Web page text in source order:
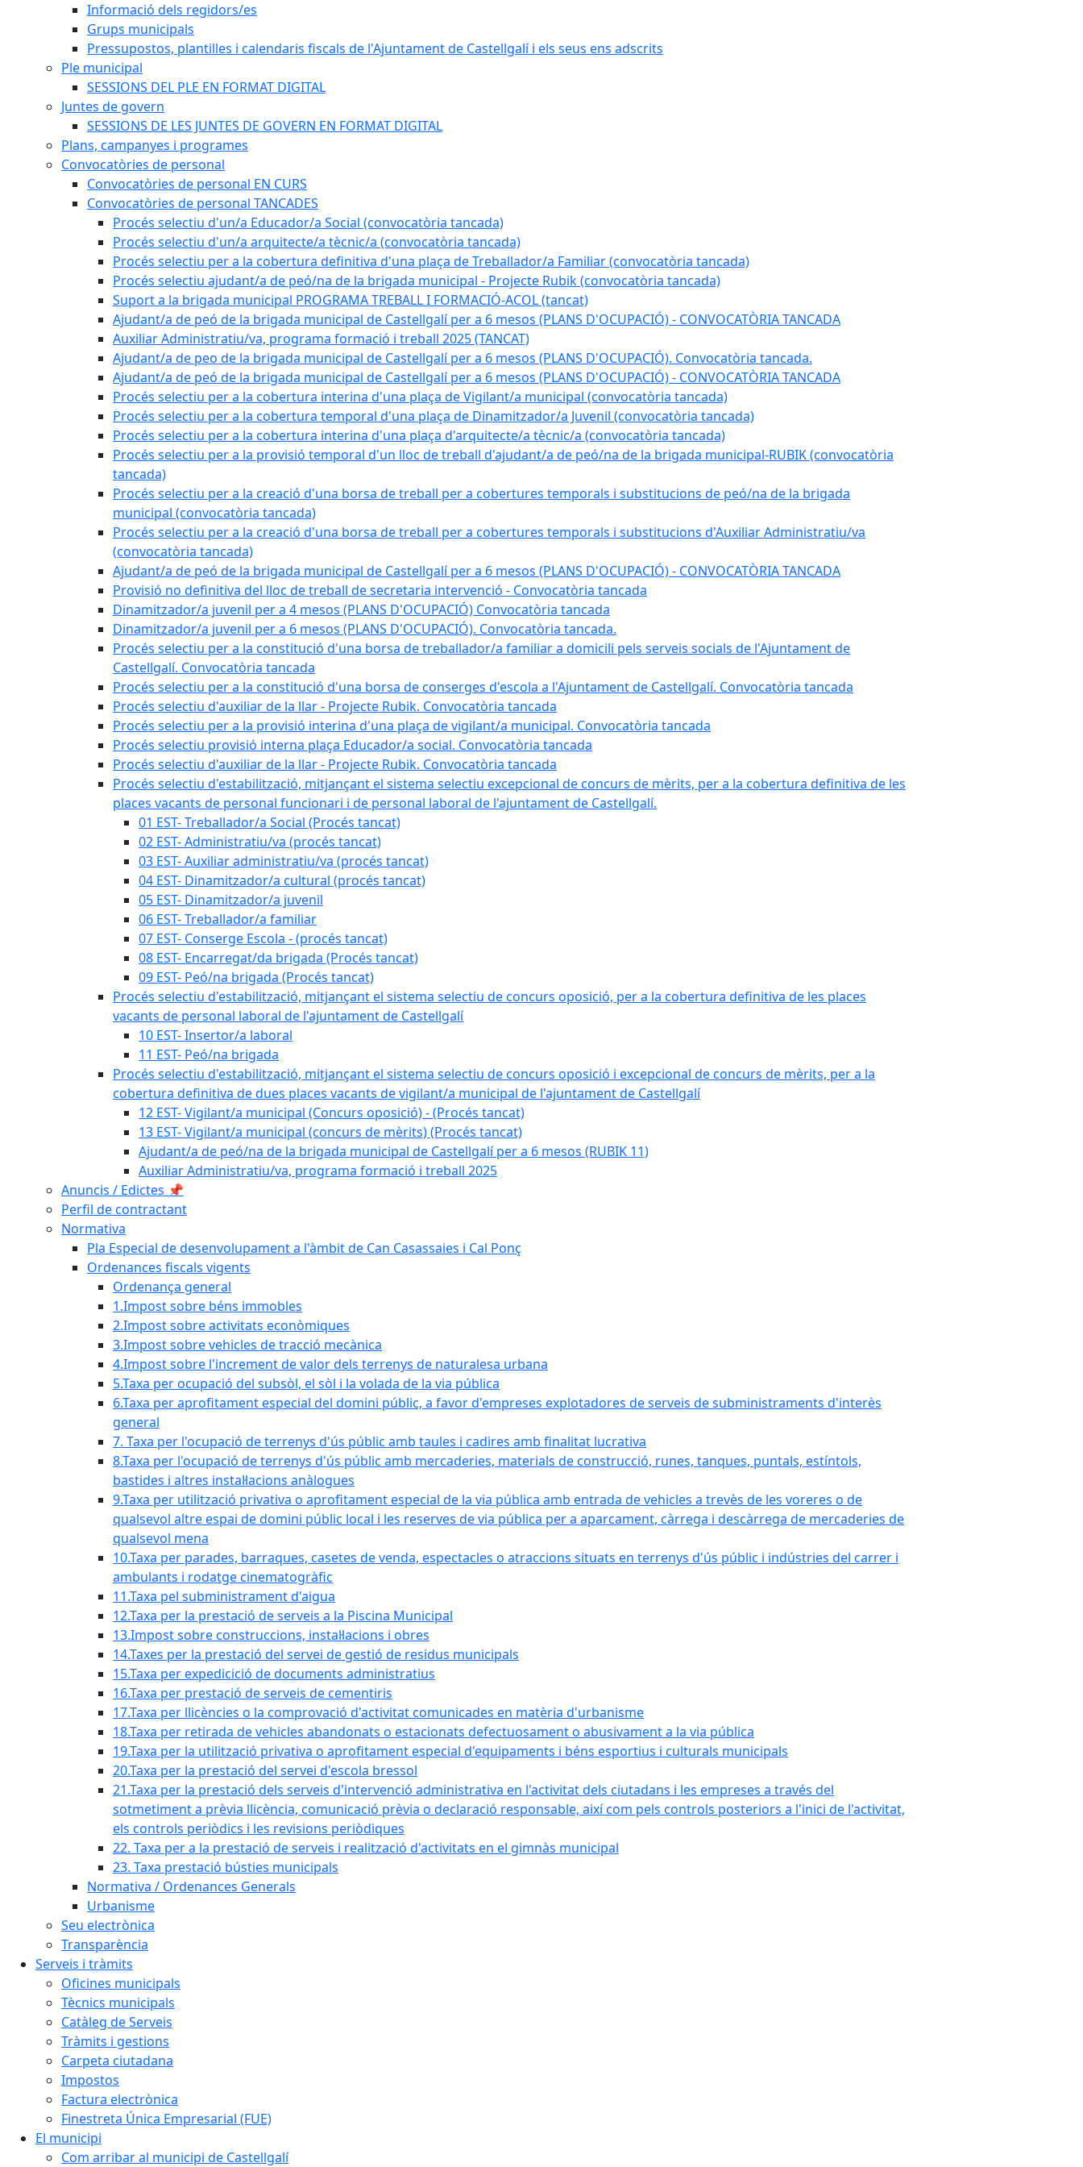
Informació dels regidors/es
Grups municipals
Pressupostos, plantilles i calendaris fiscals de l'Ajuntament de Castellgalí i els seus ens adscrits
Ple municipal
SESSIONS DEL PLE EN FORMAT DIGITAL
Juntes de govern
SESSIONS DE LES JUNTES DE GOVERN EN FORMAT DIGITAL
Plans, campanyes i programes
Convocatòries de personal
Convocatòries de personal EN CURS
Convocatòries de personal TANCADES
Procés selectiu d'un/a Educador/a Social (convocatòria tancada)
Procés selectiu d'un/a arquitecte/a tècnic/a (convocatòria tancada)
Procés selectiu per a la cobertura definitiva d'una plaça de Treballador/a Familiar (convocatòria tancada)
Procés selectiu ajudant/a de peó/na de la brigada municipal - Projecte Rubik (convocatòria tancada)
Suport a la brigada municipal PROGRAMA TREBALL I FORMACIÓ-ACOL (tancat)
Ajudant/a de peó de la brigada municipal de Castellgalí per a 6 mesos (PLANS D'OCUPACIÓ) - CONVOCATÒRIA TANCADA
Auxiliar Administratiu/va, programa formació i treball 2025 (TANCAT)
Ajudant/a de peo de la brigada municipal de Castellgalí per a 6 mesos (PLANS D'OCUPACIÓ). Convocatòria tancada.
Ajudant/a de peó de la brigada municipal de Castellgalí per a 6 mesos (PLANS D'OCUPACIÓ) - CONVOCATÒRIA TANCADA
Procés selectiu per a la cobertura interina d'una plaça de Vigilant/a municipal (convocatòria tancada)
Procés selectiu per a la cobertura temporal d'una plaça de Dinamitzador/a Juvenil (convocatòria tancada)
Procés selectiu per a la cobertura interina d'una plaça d'arquitecte/a tècnic/a (convocatòria tancada)
Procés selectiu per a la provisió temporal d'un lloc de treball d'ajudant/a de peó/na de la brigada municipal-RUBIK (convocatòria
tancada)
Procés selectiu per a la creació d'una borsa de treball per a cobertures temporals i substitucions de peó/na de la brigada
municipal (convocatòria tancada)
Procés selectiu per a la creació d'una borsa de treball per a cobertures temporals i substitucions d'Auxiliar Administratiu/va
(convocatòria tancada)
Ajudant/a de peó de la brigada municipal de Castellgalí per a 6 mesos (PLANS D'OCUPACIÓ) - CONVOCATÒRIA TANCADA
Provisió no definitiva del lloc de treball de secretaria intervenció - Convocatòria tancada
Dinamitzador/a juvenil per a 4 mesos (PLANS D'OCUPACIÓ) Convocatòria tancada
Dinamitzador/a juvenil per a 6 mesos (PLANS D'OCUPACIÓ). Convocatòria tancada.
Procés selectiu per a la constitució d'una borsa de treballador/a familiar a domicili pels serveis socials de l'Ajuntament de
Castellgalí. Convocatòria tancada
Procés selectiu per a la constitució d'una borsa de conserges d'escola a l'Ajuntament de Castellgalí. Convocatòria tancada
Procés selectiu d'auxiliar de la llar - Projecte Rubik. Convocatòria tancada
Procés selectiu per a la provisió interina d'una plaça de vigilant/a municipal. Convocatòria tancada
Procés selectiu provisió interna plaça Educador/a social. Convocatòria tancada
Procés selectiu d'auxiliar de la llar - Projecte Rubik. Convocatòria tancada
Procés selectiu d'estabilització, mitjançant el sistema selectiu excepcional de concurs de mèrits, per a la cobertura definitiva de les
places vacants de personal funcionari i de personal laboral de l'ajuntament de Castellgalí.
01 EST- Treballador/a Social (Procés tancat)
02 EST- Administratiu/va (procés tancat)
03 EST- Auxiliar administratiu/va (procés tancat)
04 EST- Dinamitzador/a cultural (procés tancat)
05 EST- Dinamitzador/a juvenil
06 EST- Treballador/a familiar
07 EST- Conserge Escola - (procés tancat)
08 EST- Encarregat/da brigada (Procés tancat)
09 EST- Peó/na brigada (Procés tancat)
Procés selectiu d'estabilització, mitjançant el sistema selectiu de concurs oposició, per a la cobertura definitiva de les places
vacants de personal laboral de l'ajuntament de Castellgalí
10 EST- Insertor/a laboral
11 EST- Peó/na brigada
Procés selectiu d'estabilització, mitjançant el sistema selectiu de concurs oposició i excepcional de concurs de mèrits, per a la
cobertura definitiva de dues places vacants de vigilant/a municipal de l'ajuntament de Castellgalí
12 EST- Vigilant/a municipal (Concurs oposició) - (Procés tancat)
13 EST- Vigilant/a municipal (concurs de mèrits) (Procés tancat)
Ajudant/a de peó/na de la brigada municipal de Castellgalí per a 6 mesos (RUBIK 11)
Auxiliar Administratiu/va, programa formació i treball 2025
Anuncis / Edictes 📌
Perfil de contractant
Normativa
Pla Especial de desenvolupament a l'àmbit de Can Casassaies i Cal Ponç
Ordenances fiscals vigents
Ordenança general
1.Impost sobre béns immobles
2.Impost sobre activitats econòmiques
3.Impost sobre vehicles de tracció mecànica
4.Impost sobre l'increment de valor dels terrenys de naturalesa urbana
5.Taxa per ocupació del subsòl, el sòl i la volada de la via pública
6.Taxa per aprofitament especial del domini públic, a favor d'empreses explotadores de serveis de subministraments d'interès
general
7. Taxa per l'ocupació de terrenys d'ús públic amb taules i cadires amb finalitat lucrativa
8.Taxa per l'ocupació de terrenys d'ús públic amb mercaderies, materials de construcció, runes, tanques, puntals, estíntols,
bastides i altres instal·lacions anàlogues
9.Taxa per utilització privativa o aprofitament especial de la via pública amb entrada de vehicles a trevès de les voreres o de
qualsevol altre espai de domini públic local i les reserves de via pública per a aparcament, càrrega i descàrrega de mercaderies de
qualsevol mena
10.Taxa per parades, barraques, casetes de venda, espectacles o atraccions situats en terrenys d'ús públic i indústries del carrer i
ambulants i rodatge cinematogràfic
11.Taxa pel subministrament d'aigua
12.Taxa per la prestació de serveis a la Piscina Municipal
13.Impost sobre construccions, instal·lacions i obres
14.Taxes per la prestació del servei de gestió de residus municipals
15.Taxa per expedicició de documents administratius
16.Taxa per prestació de serveis de cementiris
17.Taxa per llicències o la comprovació d'activitat comunicades en matèria d'urbanisme
18.Taxa per retirada de vehicles abandonats o estacionats defectuosament o abusivament a la via pública
19.Taxa per la utilització privativa o aprofitament especial d'equipaments i béns esportius i culturals municipals
20.Taxa per la prestació del servei d'escola bressol
21.Taxa per la prestació dels serveis d'intervenció administrativa en l'activitat dels ciutadans i les empreses a través del
sotmetiment a prèvia llicència, comunicació prèvia o declaració responsable, així com pels controls posteriors a l'inici de l'activitat,
els controls periòdics i les revisions periòdiques
22. Taxa per a la prestació de serveis i realització d'activitats en el gimnàs municipal
23. Taxa prestació bústies municipals
Normativa / Ordenances Generals
Urbanisme
Seu electrònica
Transparència
Serveis i tràmits
Oficines municipals
Tècnics municipals
Catàleg de Serveis
Tràmits i gestions
Carpeta ciutadana
Impostos
Factura electrònica
Finestreta Única Empresarial (FUE)
El municipi
Com arribar al municipi de Castellgalí